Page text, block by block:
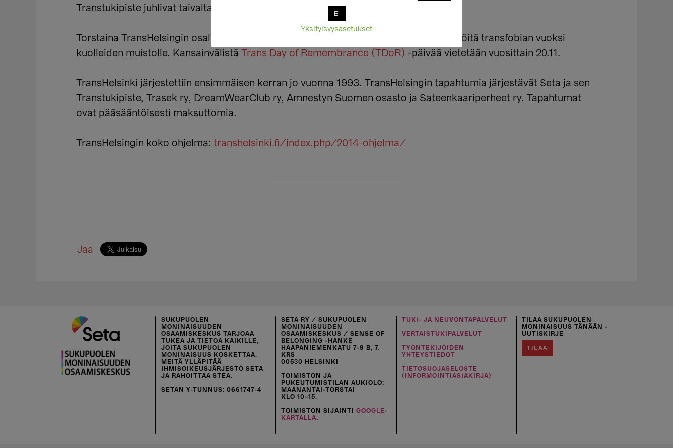
Transtukipiste juhlivat taivaltaan
Meidän historiamme -seminaarissa
Torstaina TransHelsingin osallistujat kokoontuvat Narinkkatorille sytyttämään kynttilöitä transfobian vuoksi
kuolleiden muistolle. Kansainvälistä Trans Day of Remembrance (TDoR) -päivää vietetään vuosittain 20.11.
TransHelsinki järjestettiin ensimmäisen kerran jo vuonna 1993. TransHelsingin tapahtumia järjestävät Seta ja sen
Transtukipiste, Trasek ry, DreamWearClub ry, Amnestyn Suomen osasto ja Sateenkaariperheet ry. Tapahtumat
ovat pääsääntöisesti maksuttomia.
TransHelsingin koko ohjelma: transhelsinki.fi/index.php/2014-ohjelma/
Jaa
SUKUPUOLEN
MONINAISUUDEN
OSAAMISKESKUS TARJOAA
TUKEA JA TIETOA KAIKILLE,
JOITA SUKUPUOLEN
MONINAISUUS KOSKETTAA.
MEITÄ YLLÄPITÄÄ
IHMISOIKEUSJÄRJESTÖ SETA
JA RAHOITTAA STEA.
SETAN Y-TUNNUS: 0661747-4
SETA RY / SUKUPUOLEN
MONINAISUUDEN
OSAAMISKESKUS / SENSE OF
BELONGING -HANKE
HAAPANIEMENKATU 7-9 B, 7.
KRS
00530 HELSINKI
TOIMISTON JA
PUKEUTUMISTILAN AUKIOLO:
MAANANTAI-TORSTAI
KLO 10–15.
TOIMISTON SIJAINTI GOOGLE-
KARTALLA.
TUKI- JA NEUVONTAPALVELUT
VERTAISTUKIPALVELUT
TYÖNTEKIJÖIDEN
YHTEYSTIEDOT
TIETOSUOJASELOSTE
(INFORMOINTIASIAKIRJA)
TILAA SUKUPUOLEN
MONINAISUUS TÄNÄÄN -
UUTISKIRJE
TILAA
Ei
Yksityisyysasetukset